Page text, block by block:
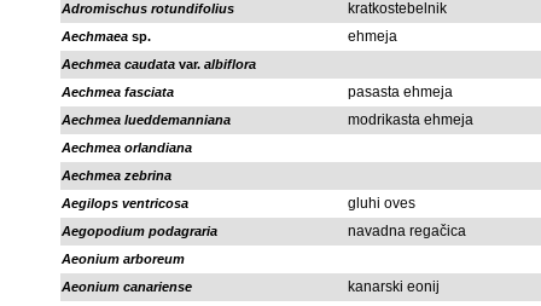
Adromischus rotundifolius
kratkostebelnik
Aechmaea sp. ehmeja
Aechmea caudata var. albiflora
Aechmea fasciata
pasasta ehmeja
Aechmea lueddemanniana modrikasta ehmeja
Aechmea orlandiana
Aechmea zebrina
Aegilops ventricosa
gluhi oves
Aegopodium podagraria navadna regačica
Aeonium arboreum
Aeonium canariense
kanarski eonij